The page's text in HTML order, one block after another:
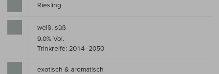
Riesling
weiß, süß
9,0% Vol.
Trinkreife: 2014–2050
exotisch & aromatisch